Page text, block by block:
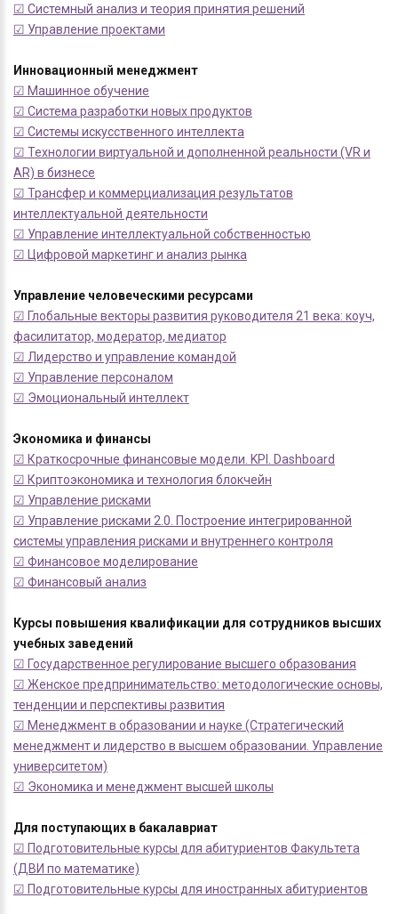
☑ Системный анализ и теория принятия решений
☑ Управление проектами
Инновационный менеджмент
☑ Машинное обучение
☑ Система разработки новых продуктов
☑ Системы искусственного интеллекта
☑ Технологии виртуальной и дополненной реальности (VR и
AR) в бизнесе
☑ Трансфер и коммерциализация результатов
интеллектуальной деятельности
☑ Управление интеллектуальной собственностью
☑ Цифровой маркетинг и анализ рынка
Управление человеческими ресурсами
☑ Глобальные векторы развития руководителя 21 века: коуч,
фасилитатор, модератор, медиатор
☑ Лидерство и управление командой
☑ Управление персоналом
☑ Эмоциональный интеллект
Экономика и финансы
☑ Краткосрочные финансовые модели. KPI. Dashboard
☑ Криптоэкономика и технология блокчейн
☑ Управление рисками
☑ Управление рисками 2.0. Построение интегрированной
системы управления рисками и внутреннего контроля
☑ Финансовое моделирование
☑ Финансовый анализ
Курсы повышения квалификации для сотрудников высших
учебных заведений
☑ Государственное регулирование высшего образования
☑ Женское предпринимательство: методологические основы,
тенденции и перспективы развития
☑ Менеджмент в образовании и науке (Стратегический
менеджмент и лидерство в высшем образовании. Управление
университетом)
☑ Экономика и менеджмент высшей школы
Для поступающих в бакалавриат
☑ Подготовительные курсы для абитуриентов Факультета
(ДВИ по математике)
☑ Подготовительные курсы для иностранных абитуриентов